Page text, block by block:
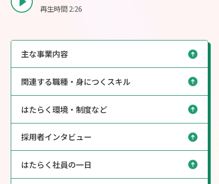
再生時間 2:26
主な事業内容
関連する職種・身につくスキル
はたらく環境・制度など
採用者インタビュー
はたらく社員の一日